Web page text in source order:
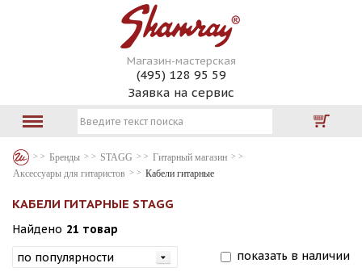
Магазин-мастерская
(495) 128 95 59
Заявка на сервис
Бренды STAGG
Гитарный магазин
Аксессуары для гитаристов
Кабели гитарные
КАБЕЛИ ГИТАРНЫЕ STAGG
Найдено 21 товар
показать в наличии